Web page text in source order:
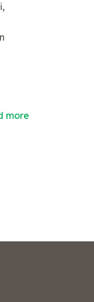
more